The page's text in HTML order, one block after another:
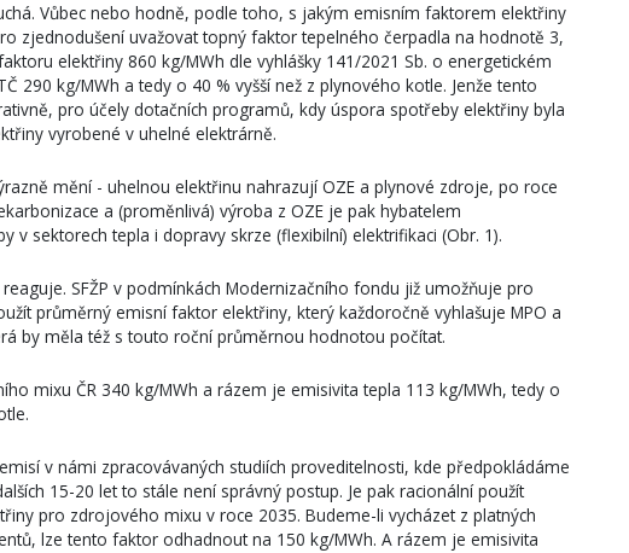
Vůbec nebo hodně, podle toho, s jakým emisním faktorem elektřiny
zjednodušení uvažovat topný faktor tepelného čerpadla na hodnotě 3,
elektřiny 860 kg/MWh dle vyhlášky 141/2021 Sb. o energetickém
290 kg/MWh a tedy o 40 % vyšší než z plynového kotle. Jenže tento
pro účely dotačních programů, kdy úspora spotřeby elektřiny byla
vyrobené v uhelné elektrárně.
mění - uhelnou elektřinu nahrazují OZE a plynové zdroje, po roce
a (proměnlivá) výroba z OZE je pak hybatelem
v sektorech tepla i dopravy skrze (flexibilní) elektrifikaci (Obr. 1).
SFŽP v podmínkách Modernizačního fondu již umožňuje pro
průměrný emisní faktor elektřiny, který každoročně vyhlašuje MPO a
by měla též s touto roční průměrnou hodnotou počítat.
mixu ČR 340 kg/MWh a rázem je emisivita tepla 113 kg/MWh, tedy o
v námi zpracovávaných studiích proveditelnosti, kde předpokládáme
15-20 let to stále není správný postup. Je pak racionální použít
pro zdrojového mixu v roce 2035. Budeme-li vycházet z platných
lze tento faktor odhadnout na 150 kg/MWh. A rázem je emisivita